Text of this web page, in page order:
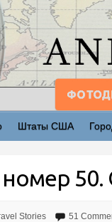
Штаты США
50.
Stories 51